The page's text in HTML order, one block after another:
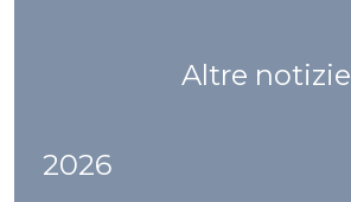
Altre notizie
2026